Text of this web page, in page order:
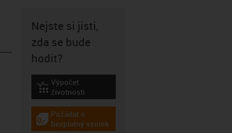
Nejste si jisti,
zda se bude
hodit?
igus-icon-lebensdauerrechner
Výpočet
životnosti
igus-icon-gratismuster
Požádat o
bezplatný vzorek